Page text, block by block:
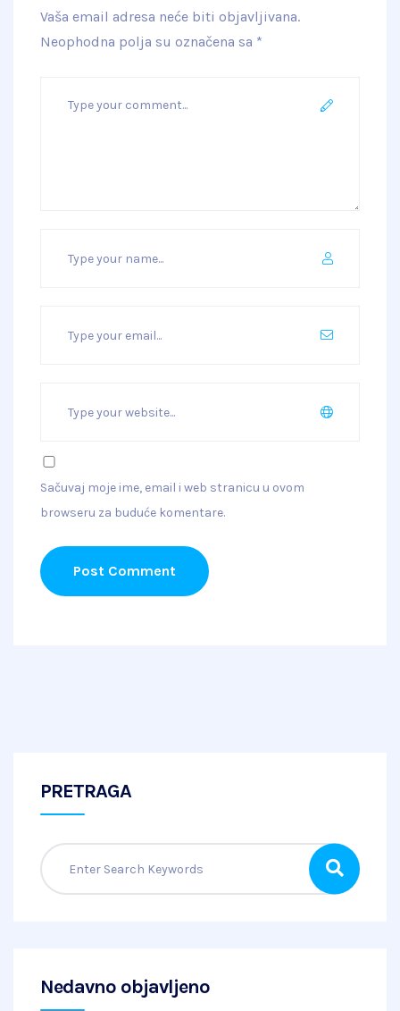
Vaša email adresa neće biti objavljivana.
Neophodna polja su označena sa *
Sačuvaj moje ime, email i web stranicu u ovom
browseru za buduće komentare.
Post Comment
PRETRAGA
Nedavno objavljeno